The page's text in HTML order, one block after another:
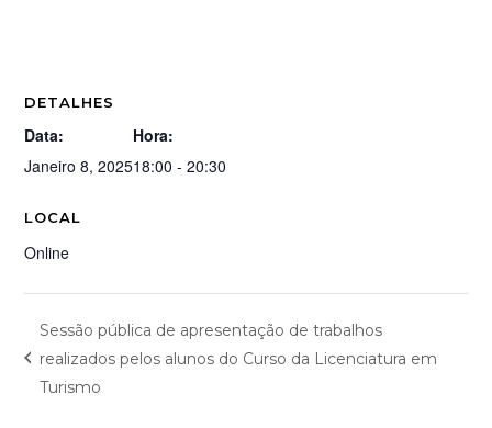
DETALHES
Data:
Janeiro 8, 2025
Hora:
18:00 - 20:30
LOCAL
Online
Sessão pública de apresentação de trabalhos
realizados pelos alunos do Curso da Licenciatura em
Turismo